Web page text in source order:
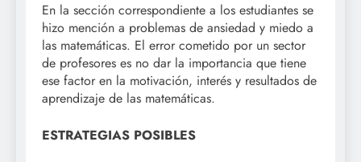
En la sección correspondiente a los estudiantes se
hizo mención a problemas de ansiedad y miedo a
las matemáticas. El error cometido por un sector
de profesores es no dar la importancia que tiene
ese factor en la motivación, interés y resultados de
aprendizaje de las matemáticas.
ESTRATEGIAS POSIBLES